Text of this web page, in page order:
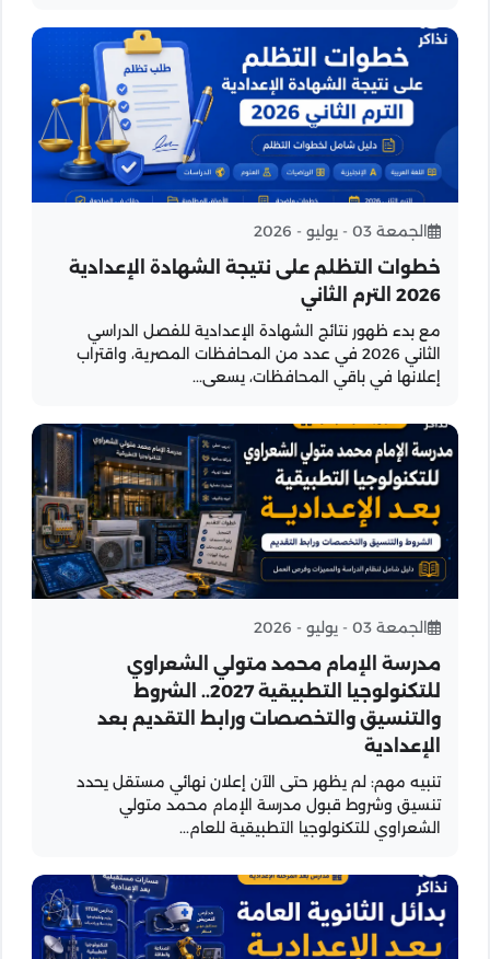
الجمعة 03 - يوليو - 2026
خطوات التظلم على نتيجة الشهادة الإعدادية
2026 الترم الثاني
مع بدء ظهور نتائج الشهادة الإعدادية للفصل الدراسي
الثاني 2026 في عدد من المحافظات المصرية، واقتراب
إعلانها في باقي المحافظات، يسعى...
الجمعة 03 - يوليو - 2026
مدرسة الإمام محمد متولي الشعراوي
للتكنولوجيا التطبيقية 2027.. الشروط
والتنسيق والتخصصات ورابط التقديم بعد
الإعدادية
تنبيه مهم: لم يظهر حتى الآن إعلان نهائي مستقل يحدد
تنسيق وشروط قبول مدرسة الإمام محمد متولي
الشعراوي للتكنولوجيا التطبيقية للعام...